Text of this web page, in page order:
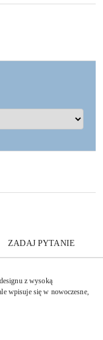
ZADAJ PYTANIE
z wysoką
wpisuje się w nowoczesne,